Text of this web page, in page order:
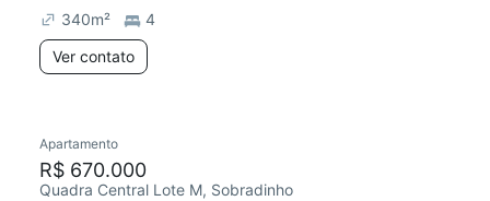
340m²
4
Ver contato
Apartamento
R$ 670.000
Quadra Central Lote M, Sobradinho